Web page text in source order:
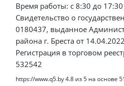
Время работы: с 8:30 до 17:30
Свидетельство о
0180437, выданное
района г. Бреста от 14.04.2022
Регистрация в торговом
532542
https://www.q5.by4.8 из5 на основе